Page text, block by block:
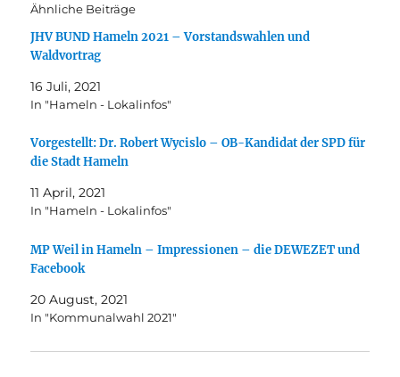
Ähnliche Beiträge
JHV BUND Hameln 2021 – Vorstandswahlen und
Waldvortrag
16 Juli, 2021
In "Hameln - Lokalinfos"
Vorgestellt: Dr. Robert Wycislo – OB-Kandidat der SPD für
die Stadt Hameln
11 April, 2021
In "Hameln - Lokalinfos"
MP Weil in Hameln – Impressionen – die DEWEZET und
Facebook
20 August, 2021
In "Kommunalwahl 2021"